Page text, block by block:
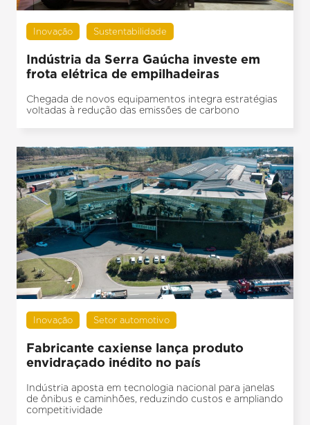
Inovação Sustentabilidade
Indústria da Serra Gaúcha investe em
frota elétrica de empilhadeiras
Chegada de novos equipamentos integra estratégias
voltadas à redução das emissões de carbono
Inovação Setor automotivo
Fabricante caxiense lança produto
envidraçado inédito no país
Indústria aposta em tecnologia nacional para janelas
de ônibus e caminhões, reduzindo custos e ampliando
competitividade